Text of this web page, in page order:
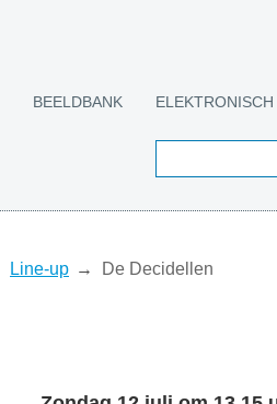
BEELDBANK
Line-up De Decidellen